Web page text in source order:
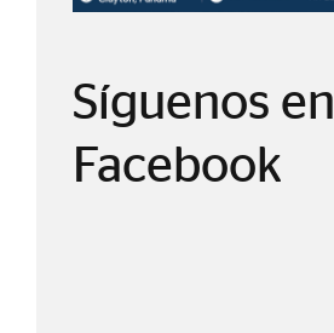
Síguenos en
Facebook